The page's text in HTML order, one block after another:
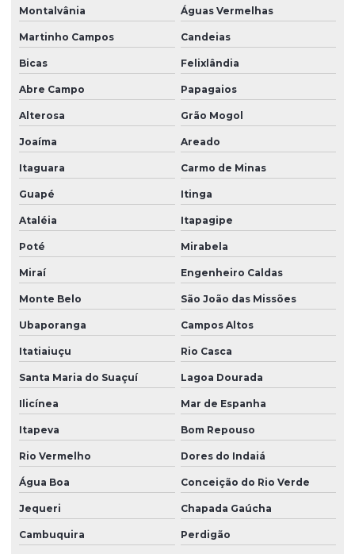
Montalvânia Águas Vermelhas
Martinho Campos Candeias
Bicas Felixlândia
Abre Campo Papagaios
Alterosa Grão Mogol
Joaíma Areado
Itaguara Carmo de Minas
Guapé Itinga
Ataléia Itapagipe
Poté Mirabela
Miraí Engenheiro Caldas
Monte Belo São João das Missões
Ubaporanga Campos Altos
Itatiaiuçu Rio Casca
Santa Maria do Suaçuí Lagoa Dourada
Ilicínea Mar de Espanha
Itapeva Bom Repouso
Rio Vermelho Dores do Indaiá
Água Boa Conceição do Rio Verde
Jequeri Chapada Gaúcha
Cambuquira Perdigão